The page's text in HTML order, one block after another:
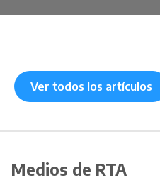
Ver todos los artículos
Medios de RTA